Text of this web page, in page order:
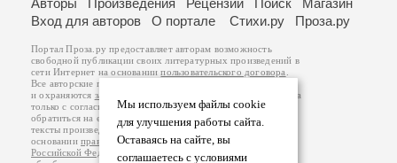
Мы используем файлы cookie
для улучшения работы сайта.
Оставаясь на сайте, вы
соглашаетесь с условиями
Авторы Произведения Рецензии Поиск
Магазин
Вход для авторов
О портале Стихи.ру Проза.ру
Портал Проза.ру предоставляет авторам возможность
свободной публикации своих литературных произведений в
сети Интернет на основаниипользовательского договора
Все авторские права на произведения принадлежат авторам
и охраняются законом
. Перепечатка произведений возможна
только с согласия его автора, к которому вы можете
обратиться на его авторской странице. Ответственность за
тексты произведений авторы несут самостоятельно на
основанииправил публикацииизаконодательства
Российской Федерации